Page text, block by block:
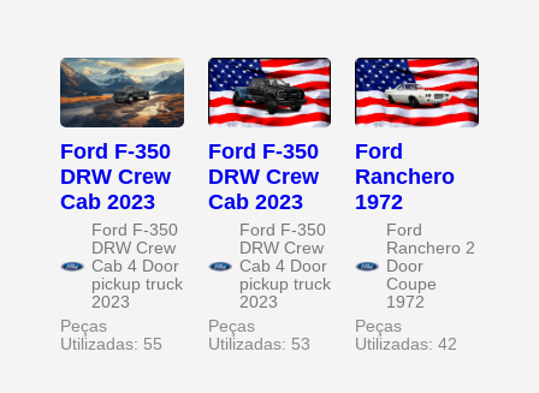
Ford F-350
DRW Crew
Cab 2023
Ford F-350
DRW Crew
Cab 4 Door
pickup truck
2023
Peças
Utilizadas: 55
Ford F-350
DRW Crew
Cab 2023
Ford F-350
DRW Crew
Cab 4 Door
pickup truck
2023
Peças
Utilizadas: 53
Ford
Ranchero
1972
Ford
Ranchero 2
Door
Coupe
1972
Peças
Utilizadas: 42